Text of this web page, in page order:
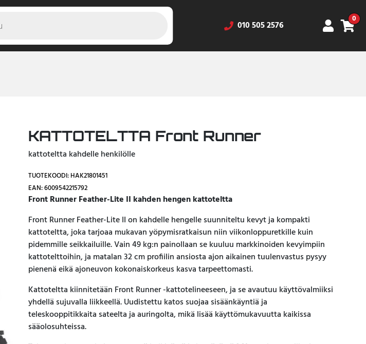
010 505 2576
0
KATTOTELTTA Front Runner
kattoteltta kahdelle henkilölle
TUOTEKOODI: HAK21801451
EAN: 6009542215792
Front Runner Feather-Lite II kahden hengen kattoteltta
Front Runner Feather-Lite II on kahdelle hengelle suunniteltu kevyt ja kompakti
kattoteltta, joka tarjoaa mukavan yöpymisratkaisun niin viikonloppuretkille kuin
pidemmille seikkailuille. Vain 49 kg:n painollaan se kuuluu markkinoiden kevyimpiin
kattotelttoihin, ja matalan 32 cm profiilin ansiosta ajon aikainen tuulenvastus pysyy
pienenä eikä ajoneuvon kokonaiskorkeus kasva tarpeettomasti.
Kattoteltta kiinnitetään Front Runner -kattotelineeseen, ja se avautuu käyttövalmiiksi
yhdellä sujuvalla liikkeellä. Uudistettu katos suojaa sisäänkäyntiä ja
teleskooppitikkaita sateelta ja auringolta, mikä lisää käyttömukavuutta kaikissa
sääolosuhteissa.